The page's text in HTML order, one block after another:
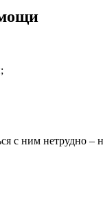
;
с ним нетрудно